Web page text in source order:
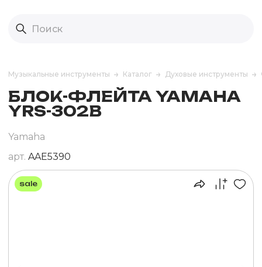
Музыкальные инструменты Каталог Духовые инструменты
БЛОК-ФЛЕЙТА YAMAHA
YRS-302B
Yamaha
арт. AAE5390
sale